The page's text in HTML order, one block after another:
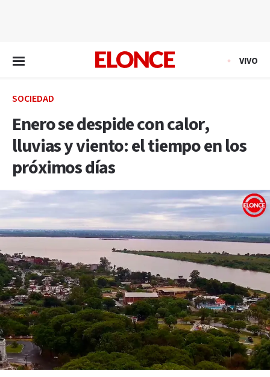
VIVO
SOCIEDAD
Enero se despide con calor,
lluvias y viento: el tiempo en los
próximos días